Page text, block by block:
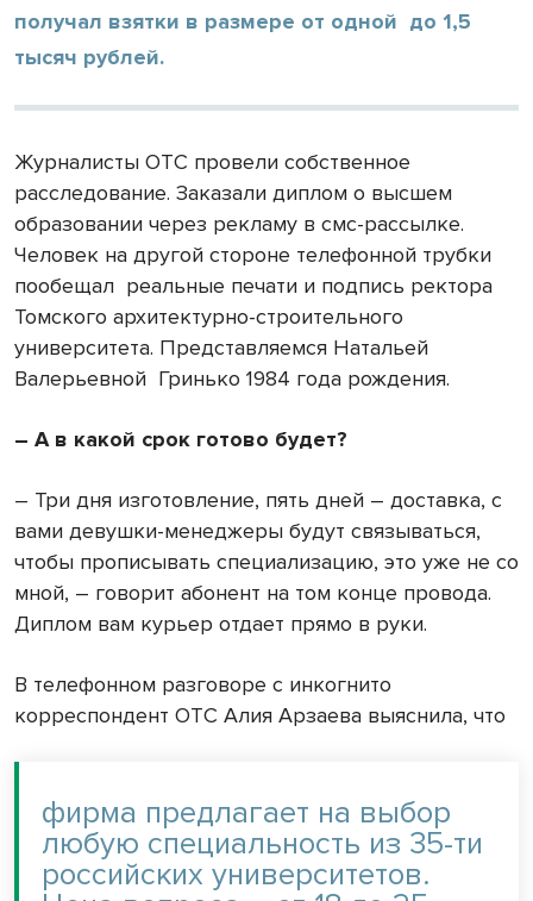
получал взятки в размере от одной до 1,5
тысяч рублей.
Журналисты ОТС провели собственное
расследование. Заказали диплом о высшем
образовании через рекламу в смс-рассылке.
Человек на другой стороне телефонной трубки
пообещал реальные печати и подпись ректора
Томского архитектурно-строительного
университета. Представляемся Натальей
Валерьевной Гринько 1984 года рождения.
– А в какой срок готово будет?
– Три дня изготовление, пять дней – доставка, с
вами девушки-менеджеры будут связываться,
чтобы прописывать специализацию, это уже не со
мной, – говорит абонент на том конце провода.
Диплом вам курьер отдает прямо в руки.
В телефонном разговоре с инкогнито
корреспондент ОТС Алия Арзаева выяснила, что
фирма предлагает на выбор
любую специальность из 35-ти
российских университетов.